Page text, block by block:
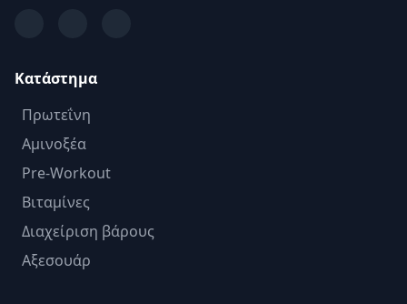
Κατάστημα
Πρωτεΐνη
Αμινοξέα
Pre-Workout
Βιταμίνες
Διαχείριση βάρους
Αξεσουάρ